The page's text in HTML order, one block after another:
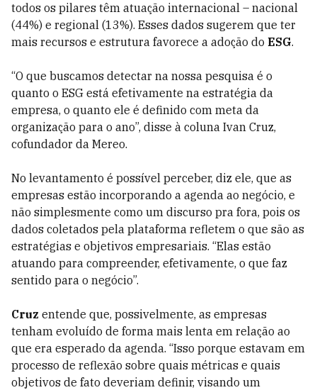
todos os pilares têm atuação internacional – nacional
(44%) e regional (13%). Esses dados sugerem que ter
mais recursos e estrutura favorece a adoção do ESG.
“O que buscamos detectar na nossa pesquisa é o
quanto o ESG está efetivamente na estratégia da
empresa, o quanto ele é definido com meta da
organização para o ano”, disse à coluna Ivan Cruz,
cofundador da Mereo.
No levantamento é possível perceber, diz ele, que as
empresas estão incorporando a agenda ao negócio, e
não simplesmente como um discurso pra fora, pois os
dados coletados pela plataforma refletem o que são as
estratégias e objetivos empresariais. “Elas estão
atuando para compreender, efetivamente, o que faz
sentido para o negócio”.
Cruz entende que, possivelmente, as empresas
tenham evoluído de forma mais lenta em relação ao
que era esperado da agenda. “Isso porque estavam em
processo de reflexão sobre quais métricas e quais
objetivos de fato deveriam definir, visando um